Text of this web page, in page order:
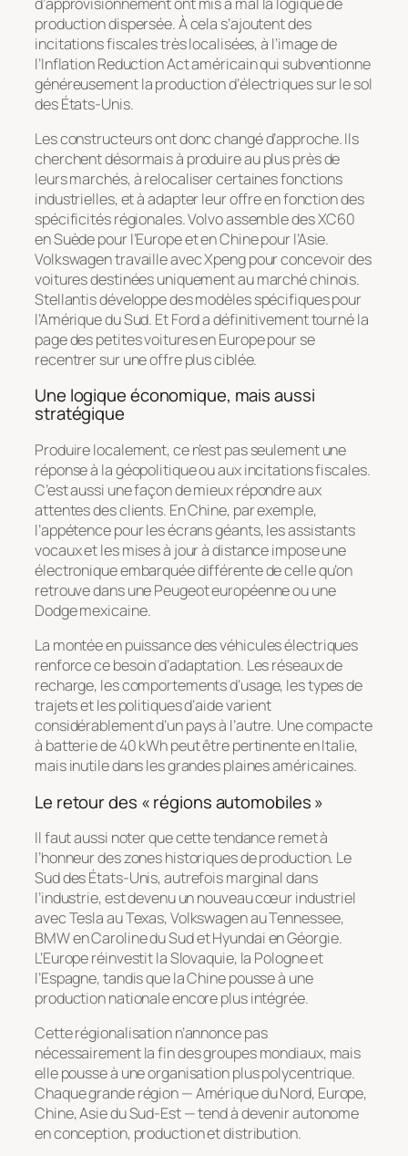
production dispersée. À cela s’ajoutent des
incitations fiscales très localisées, à l’image de
l’Inflation Reduction Act américain qui subventionne
généreusement la production d’électriques sur le sol
des États-Unis.
Les constructeurs ont donc changé d’approche. Ils
cherchent désormais à produire au plus près de
leurs marchés, à relocaliser certaines fonctions
industrielles, et à adapter leur offre en fonction des
spécificités régionales. Volvo assemble des XC60
en Suède pour l’Europe et en Chine pour l’Asie.
Volkswagen travaille avec Xpeng pour concevoir des
voitures destinées uniquement au marché chinois.
Stellantis développe des modèles spécifiques pour
l’Amérique du Sud. Et Ford a définitivement tourné la
page des petites voitures en Europe pour se
recentrer sur une offre plus ciblée.
Une logique économique, mais aussi
stratégique
Produire localement, ce n’est pas seulement une
réponse à la géopolitique ou aux incitations fiscales.
C’est aussi une façon de mieux répondre aux
attentes des clients. En Chine, par exemple,
l’appétence pour les écrans géants, les assistants
vocaux et les mises à jour à distance impose une
électronique embarquée différente de celle qu’on
retrouve dans une Peugeot européenne ou une
Dodge mexicaine.
La montée en puissance des véhicules électriques
renforce ce besoin d’adaptation. Les réseaux de
recharge, les comportements d’usage, les types de
trajets et les politiques d’aide varient
considérablement d’un pays à l’autre. Une compacte
à batterie de 40 kWh peut être pertinente en Italie,
mais inutile dans les grandes plaines américaines.
Le retour des « régions automobiles »
Il faut aussi noter que cette tendance remet à
l’honneur des zones historiques de production. Le
Sud des États-Unis, autrefois marginal dans
l’industrie, est devenu un nouveau cœur industriel
avec Tesla au Texas, Volkswagen au Tennessee,
BMW en Caroline du Sud et Hyundai en Géorgie.
L’Europe réinvestit la Slovaquie, la Pologne et
l’Espagne, tandis que la Chine pousse à une
production nationale encore plus intégrée.
Cette régionalisation n’annonce pas
nécessairement la fin des groupes mondiaux, mais
elle pousse à une organisation plus polycentrique.
Chaque grande région — Amérique du Nord, Europe,
Chine, Asie du Sud-Est — tend à devenir autonome
en conception, production et distribution.